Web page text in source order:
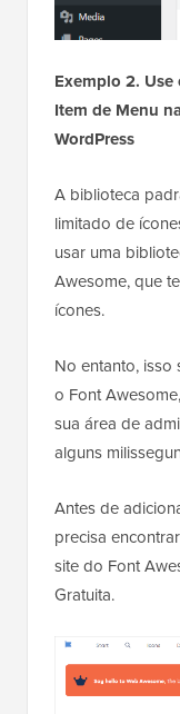
Exemplo 2.
Item de Menu
WordPress
A biblioteca
limitado de
usar uma
Awesome, que
ícones.
No entanto, isso
o Font
sua área de
alguns
Antes de
precisa
site do Font
Gratuita.